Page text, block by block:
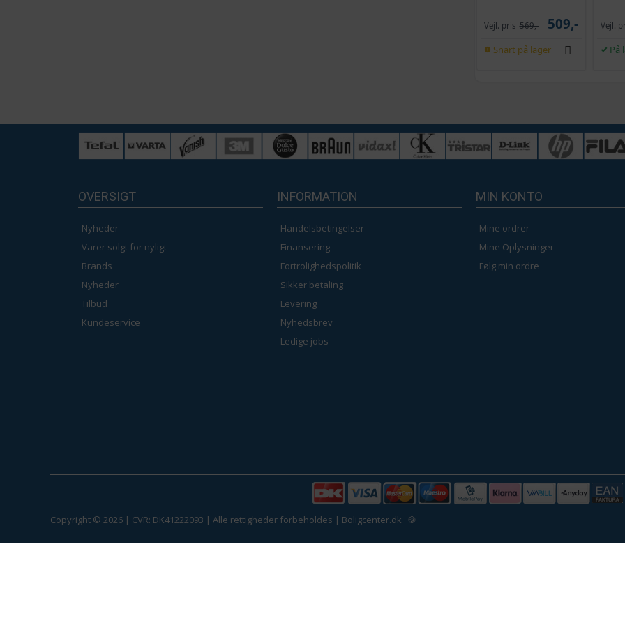
Vejl. pris 569,- 509,-
Snart på lager
Vejl.
På
OVERSIGT
Nyheder
Varer solgt for nyligt
Brands
Nyheder
Tilbud
Kundeservice
INFORMATION
Handelsbetingelser
Finansering
Fortrolighedspolitik
Sikker betaling
Levering
Nyhedsbrev
Ledige jobs
MIN KONTO
Mine ordrer
Mine Oplysninger
Følg min ordre
Copyright © 2026 | CVR: DK41222093 | Alle rettigheder forbeholdes | Boligcenter.dk 🍪